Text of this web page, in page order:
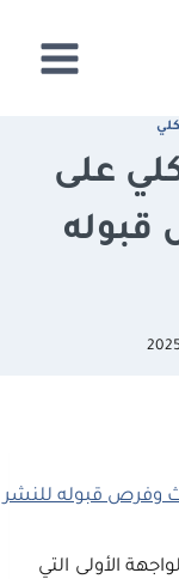
على
قبوله
الأولى التي